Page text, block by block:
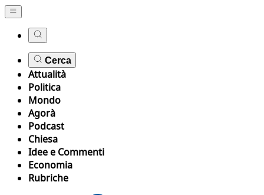
Cerca
Attualità
Politica
Mondo
Agorà
Podcast
Chiesa
Idee e Commenti
Economia
Rubriche